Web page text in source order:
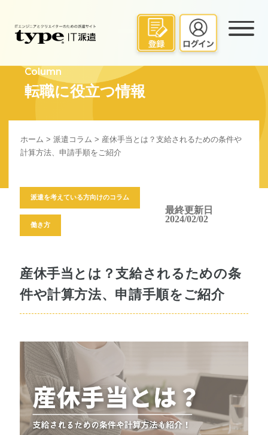
Column
転職に役立つ情報
ホーム >派遣コラム > 産休手当とは？支給されるための条件や
計算方法、申請手順をご紹介
派遣を考えている方向けのコラム
働き方
最終更新日
2024/02/02
産休手当とは？支給されるための条
件や計算方法、申請手順をご紹介